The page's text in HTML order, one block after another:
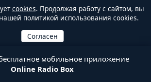
cookies. Продолжая работу с сайтом, вы
политикой использования cookies.
мобильное приложение
Online Radio Box